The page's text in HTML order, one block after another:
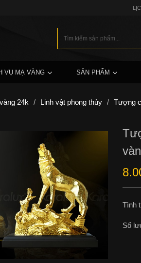
VỤ MẠ VÀNG SẢN PHẨM
24k / Linh vật phong thủy / Tượng
Tình
Số